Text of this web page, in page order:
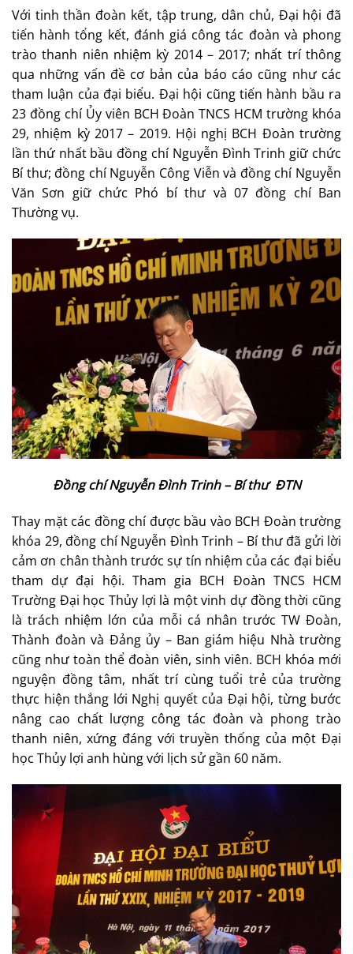
Với tinh thần đoàn kết, tập trung, dân chủ, Đại hội đã
tiến hành tổng kết, đánh giá công tác đoàn và phong
trào thanh niên nhiệm kỳ 2014 – 2017; nhất trí thông
qua những vấn đề cơ bản của báo cáo cũng như các
tham luận của đại biểu. Đại hội cũng tiến hành bầu ra
23 đồng chí Ủy viên BCH Đoàn TNCS HCM trường khóa
29, nhiệm kỳ 2017 – 2019. Hội nghị BCH Đoàn trường
lần thứ nhất bầu đồng chí Nguyễn Đình Trinh giữ chức
Bí thư; đồng chí Nguyễn Công Viễn và đồng chí Nguyễn
Văn Sơn giữ chức Phó bí thư và 07 đồng chí Ban
Thường vụ.
Đồng chí Nguyễn Đình Trinh – Bí thư ĐTN
Thay mặt các đồng chí được bầu vào BCH Đoàn trường
khóa 29, đồng chí Nguyễn Đình Trinh – Bí thư đã gửi lời
cảm ơn chân thành trước sự tín nhiệm của các đại biểu
tham dự đại hội. Tham gia BCH Đoàn TNCS HCM
Trường Đại học Thủy lợi là một vinh dự đồng thời cũng
là trách nhiệm lớn của mỗi cá nhân trước TW Đoàn,
Thành đoàn và Đảng ủy – Ban giám hiệu Nhà trường
cũng như toàn thể đoàn viên, sinh viên. BCH khóa mới
nguyện đồng tâm, nhất trí cùng tuổi trẻ của trường
thực hiện thắng lới Nghị quyết của Đại hội, từng bước
nâng cao chất lượng công tác đoàn và phong trào
thanh niên, xứng đáng với truyền thống của một Đại
học Thủy lợi anh hùng với lịch sử gần 60 năm.